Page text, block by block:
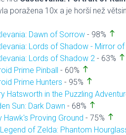
poražena 10x a je horší než
Dawn of Sorrow - 98% north
Lords of Shadow - Mirror of
Lords of Shadow 2 - 63% north
Prime Pinball - 60% north
Prime Hunters - 95% north
Hatsworth in the Puzzling
Sun: Dark Dawn - 68% north
Hawk's Proving Ground - 75% north
of Zelda: Phantom